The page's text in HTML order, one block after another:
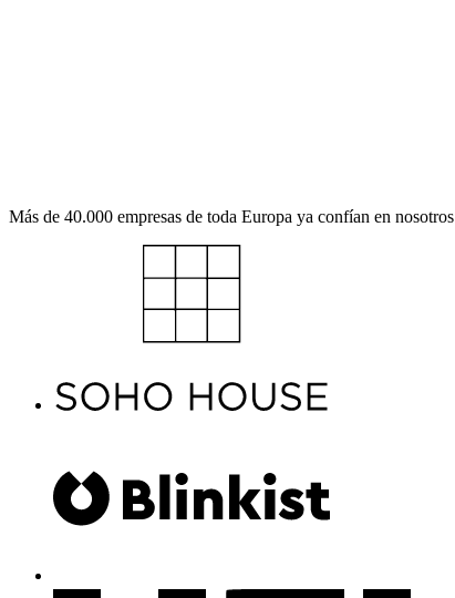
Más de 40.000 empresas de toda Europa ya confían en nosotros